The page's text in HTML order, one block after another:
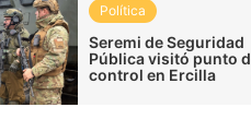
Política
Seremi de Seguridad
Pública visitó punto
control en Ercilla